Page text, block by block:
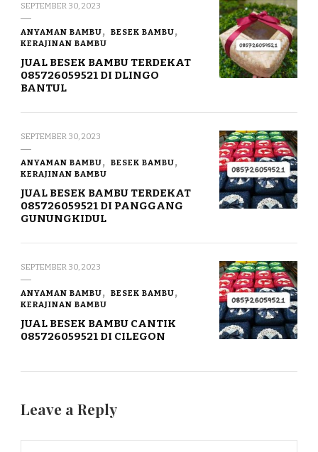
SEPTEMBER 30, 2023
ANYAMAN BAMBU
BESEK BAMBU
KERAJINAN BAMBU
JUAL BESEK BAMBU TERDEKAT
085726059521 DI DLINGO
BANTUL
SEPTEMBER 30, 2023
ANYAMAN BAMBU
BESEK BAMBU
KERAJINAN BAMBU
JUAL BESEK BAMBU TERDEKAT
085726059521 DI PANGGANG
GUNUNGKIDUL
SEPTEMBER 30, 2023
ANYAMAN BAMBU
BESEK BAMBU
KERAJINAN BAMBU
JUAL BESEK BAMBU CANTIK
085726059521 DI CILEGON
Leave a Reply